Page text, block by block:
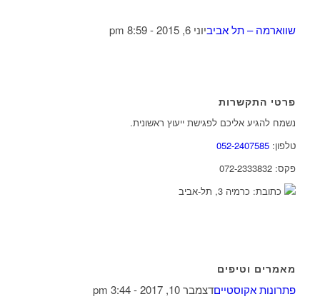
שווארמה – תל אביביוני 6, 2015 - 8:59 pm
פרטי התקשרות
נשמח להגיע אליכם לפגישת ייעוץ ראשונית.
טלפון: 052-2407585
פקס: 072-2333832
כתובת: כרמיה 3, תל-אביב
מאמרים וטיפים
פתרונות אקוסטייםדצמבר 10, 2017 - 3:44 pm